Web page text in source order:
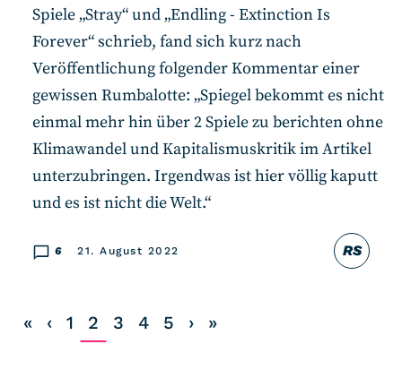
RS
6 21. August 2022
Spiele „Stray“ und „Endling - Extinction Is
Forever“ schrieb, fand sich kurz nach
Veröffentlichung folgender Kommentar einer
gewissen Rumbalotte: „Spiegel bekommt es nicht
einmal mehr hin über 2 Spiele zu berichten ohne
Klimawandel und Kapitalismuskritik im Artikel
unterzubringen. Irgendwas ist hier völlig kaputt
und es ist nicht die Welt.“
« ‹ 1 2 3 4 5 › »